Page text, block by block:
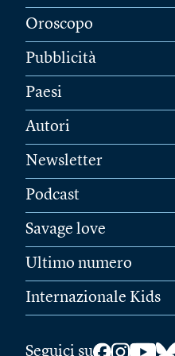
Oroscopo
Pubblicità
Paesi
Autori
Newsletter
Podcast
Savage love
Ultimo numero
Internazionale Kids
Seguici su